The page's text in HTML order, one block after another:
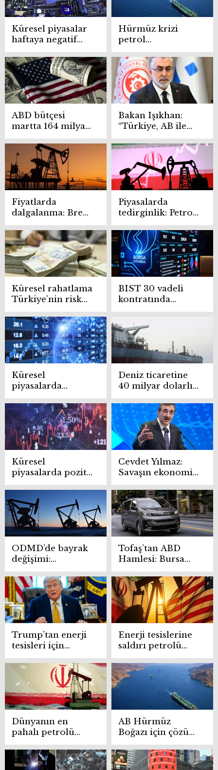
Küresel piyasalar
haftaya negatif
seyirle başladı
Hürmüz krizi
petrol
taşımacılığını
Kovid-19
döneminin de
altına çekti
ABD bütçesi
martta 164 milyar
dolar açık verdi
Bakan Işıkhan:
“Türkiye, AB ile
güçlü iş birlikleri
kurarak örnek bir
model sunuyor”
Fiyatlarda
dalgalanma: Brent
petrolün varili 96
dolar
Piyasalarda
tedirginlik: Petrol
fiyatları yeniden
yükselişte!
Küresel rahatlama
Türkiye’nin risk
primine yansıdı
BIST 30 vadeli
kontratında
yükseliş hızlandı:
Açılışta yüzde 4’ü
aştı
Küresel
piyasalarda
deprem! 14
trilyon dolar uçtu
gitti
Deniz ticaretine
40 milyar dolarlık
güvence
Küresel
piyasalarda pozitif
fiyatlamalar öne
Cevdet Yılmaz:
Savaşın ekonomik
etkileri sürecek
ODMD’de bayrak
değişimi:
Başkanlık
görevine Hakan
Tiftik seçildi
Tofaş’tan ABD
Hamlesi: Bursa
üretimi araçlar
yeniden Amerika
yolunda
Trump’tan enerji
tesisleri için
“kırmızı çizgi”
uyarısı
Enerji tesislerine
saldırı petrolü
yükseltti
Dünyanın en
pahalı petrolü
Orta Doğu’da!
Varil fiyatı 153
dolar
AB Hürmüz
Boğazı için çözüm
arayışında!
Alternatifler
neler?